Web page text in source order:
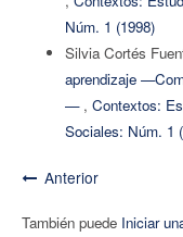
Núm. 1 (1998)
Silvia Cortés
aprendizaje
— , Contextos:
Sociales: Núm. 1
Anterior
También puede Iniciar